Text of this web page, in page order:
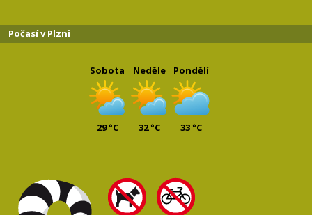
Počasí v Plzni
Sobota
29 °C
Neděle
32 °C
Pondělí
33 °C